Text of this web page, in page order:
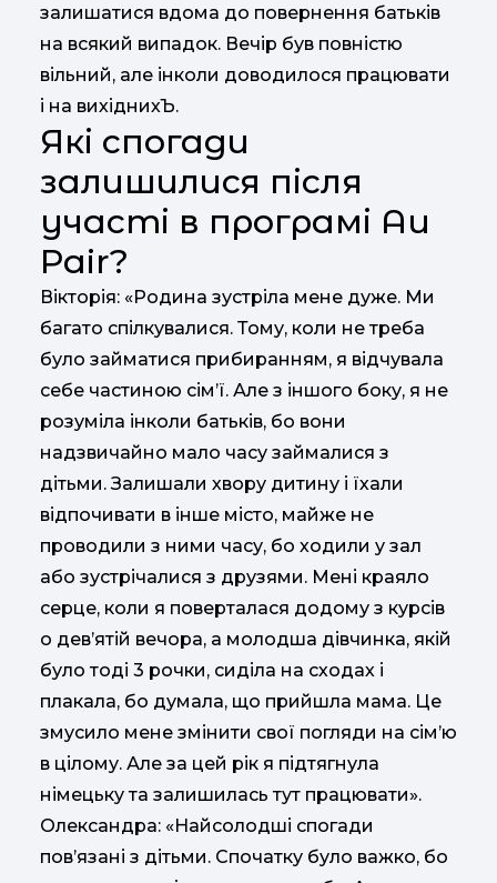
залишатися вдома до повернення батьків
на всякий випадок. Вечір був повністю
вільний, але інколи доводилося працювати
і на вихіднихЪ.
Які спогади
залишилися після
участі в програмі Au
Pair?
Вікторія: «Родина зустріла мене дуже. Ми
багато спілкувалися. Тому, коли не треба
було займатися прибиранням, я відчувала
себе частиною сім’ї. Але з іншого боку, я не
розуміла інколи батьків, бо вони
надзвичайно мало часу займалися з
дітьми. Залишали хвору дитину і їхали
відпочивати в інше місто, майже не
проводили з ними часу, бо ходили у зал
або зустрічалися з друзями. Мені краяло
серце, коли я поверталася додому з курсів
о дев’ятій вечора, а молодша дівчинка, якій
було тоді 3 рочки, сиділа на сходах і
плакала, бо думала, що прийшла мама. Це
змусило мене змінити свої погляди на сім’ю
в цілому. Але за цей рік я підтягнула
німецьку та залишилась тут працювати».
Олександра: «Найсолодші спогади
пов’язані з дітьми. Спочатку було важко, бо